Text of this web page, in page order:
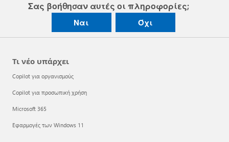
Σας βοήθησαν αυτές οι πληροφορίες;
Ναι Όχι
Τι νέο υπάρχει
Copilot για οργανισμούς
Copilot για προσωπική χρήση
Microsoft 365
Εφαρμογές των Windows 11